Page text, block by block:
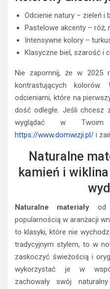
Odcienie natury – zieleń i
Pastelowe akcenty – róż,
Intensywne kolory –
Klasyczne biel, szarość i
Nie zapomnij, że w 2025
kontrastujących kolorów.
odcieniami, które na
dość odległe. Jeśli chcesz
wyglądać w
https://www.domwizji.pl/ i
Naturalne
kamień i
Naturalne materiały od
popularnością w aranżacji
to klasyki, które nie
tradycyjnym stylem, to w
zaskoczyć świeżością i
wykorzystać je w
zachowały swój